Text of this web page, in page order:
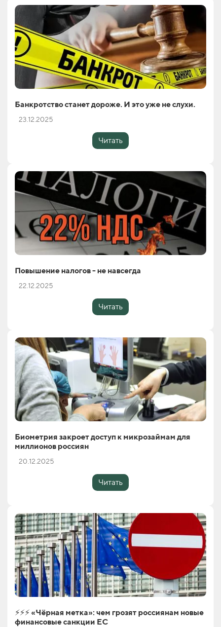
Банкротство станет дороже. И это уже не слухи.
23.12.2025
Читать
Повышение налогов - не навсегда
22.12.2025
Читать
Биометрия закроет доступ к микрозаймам для
миллионов россиян
20.12.2025
Читать
⚡️⚡️⚡️ «Чёрная метка»: чем грозят россиянам новые
финансовые санкции ЕС